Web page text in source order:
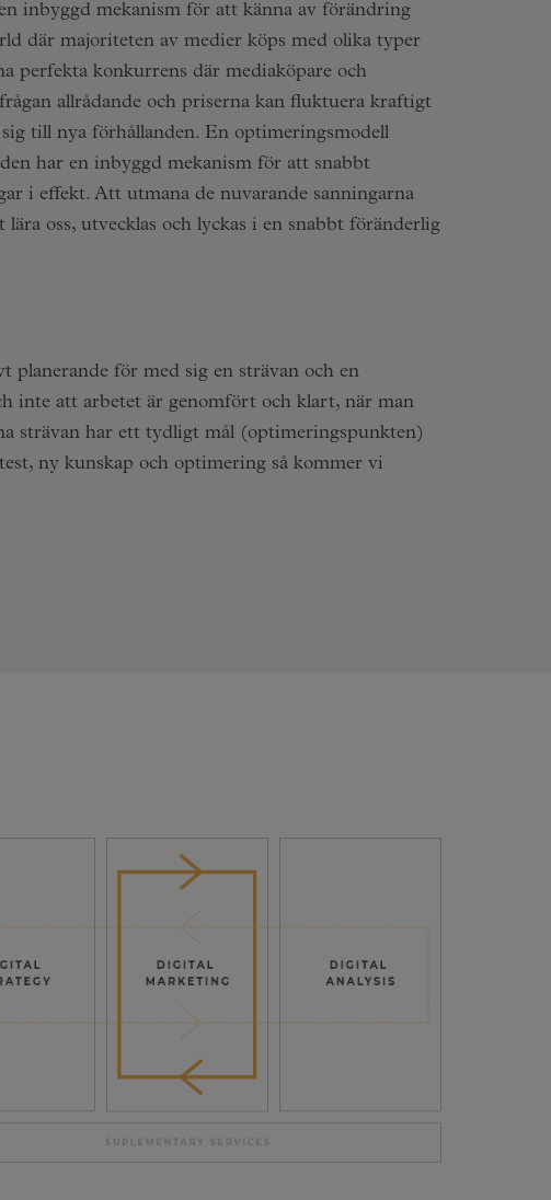
inbyggd mekanism för att känna av förändring
där majoriteten av medier köps med olika typer
perfekta konkurrens där mediaköpare och
allrådande och priserna kan fluktuera kraftigt
till nya förhållanden. En optimeringsmodell
har en inbyggd mekanism för att snabbt
i effekt. Att utmana de nuvarande sanningarna
oss, utvecklas och lyckas i en snabbt föränderlig
planerande för med sig en strävan och en
inte att arbetet är genomfört och klart, när man
strävan har ett tydligt mål (optimeringspunkten)
ny kunskap och optimering så kommer vi